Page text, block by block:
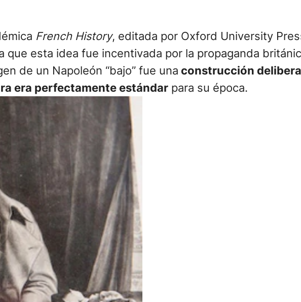
French History, editada por Oxford University
esta idea fue incentivada por la propaganda
de un Napoleón “bajo” fue una construcción
era perfectamente estándar para su época.